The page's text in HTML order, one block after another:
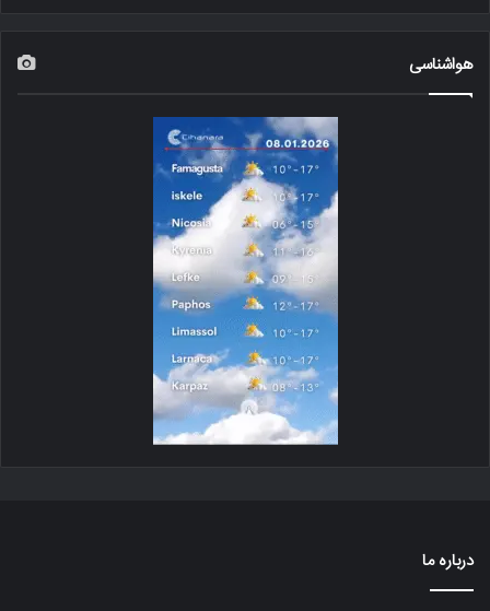
هواشناسی
درباره ما